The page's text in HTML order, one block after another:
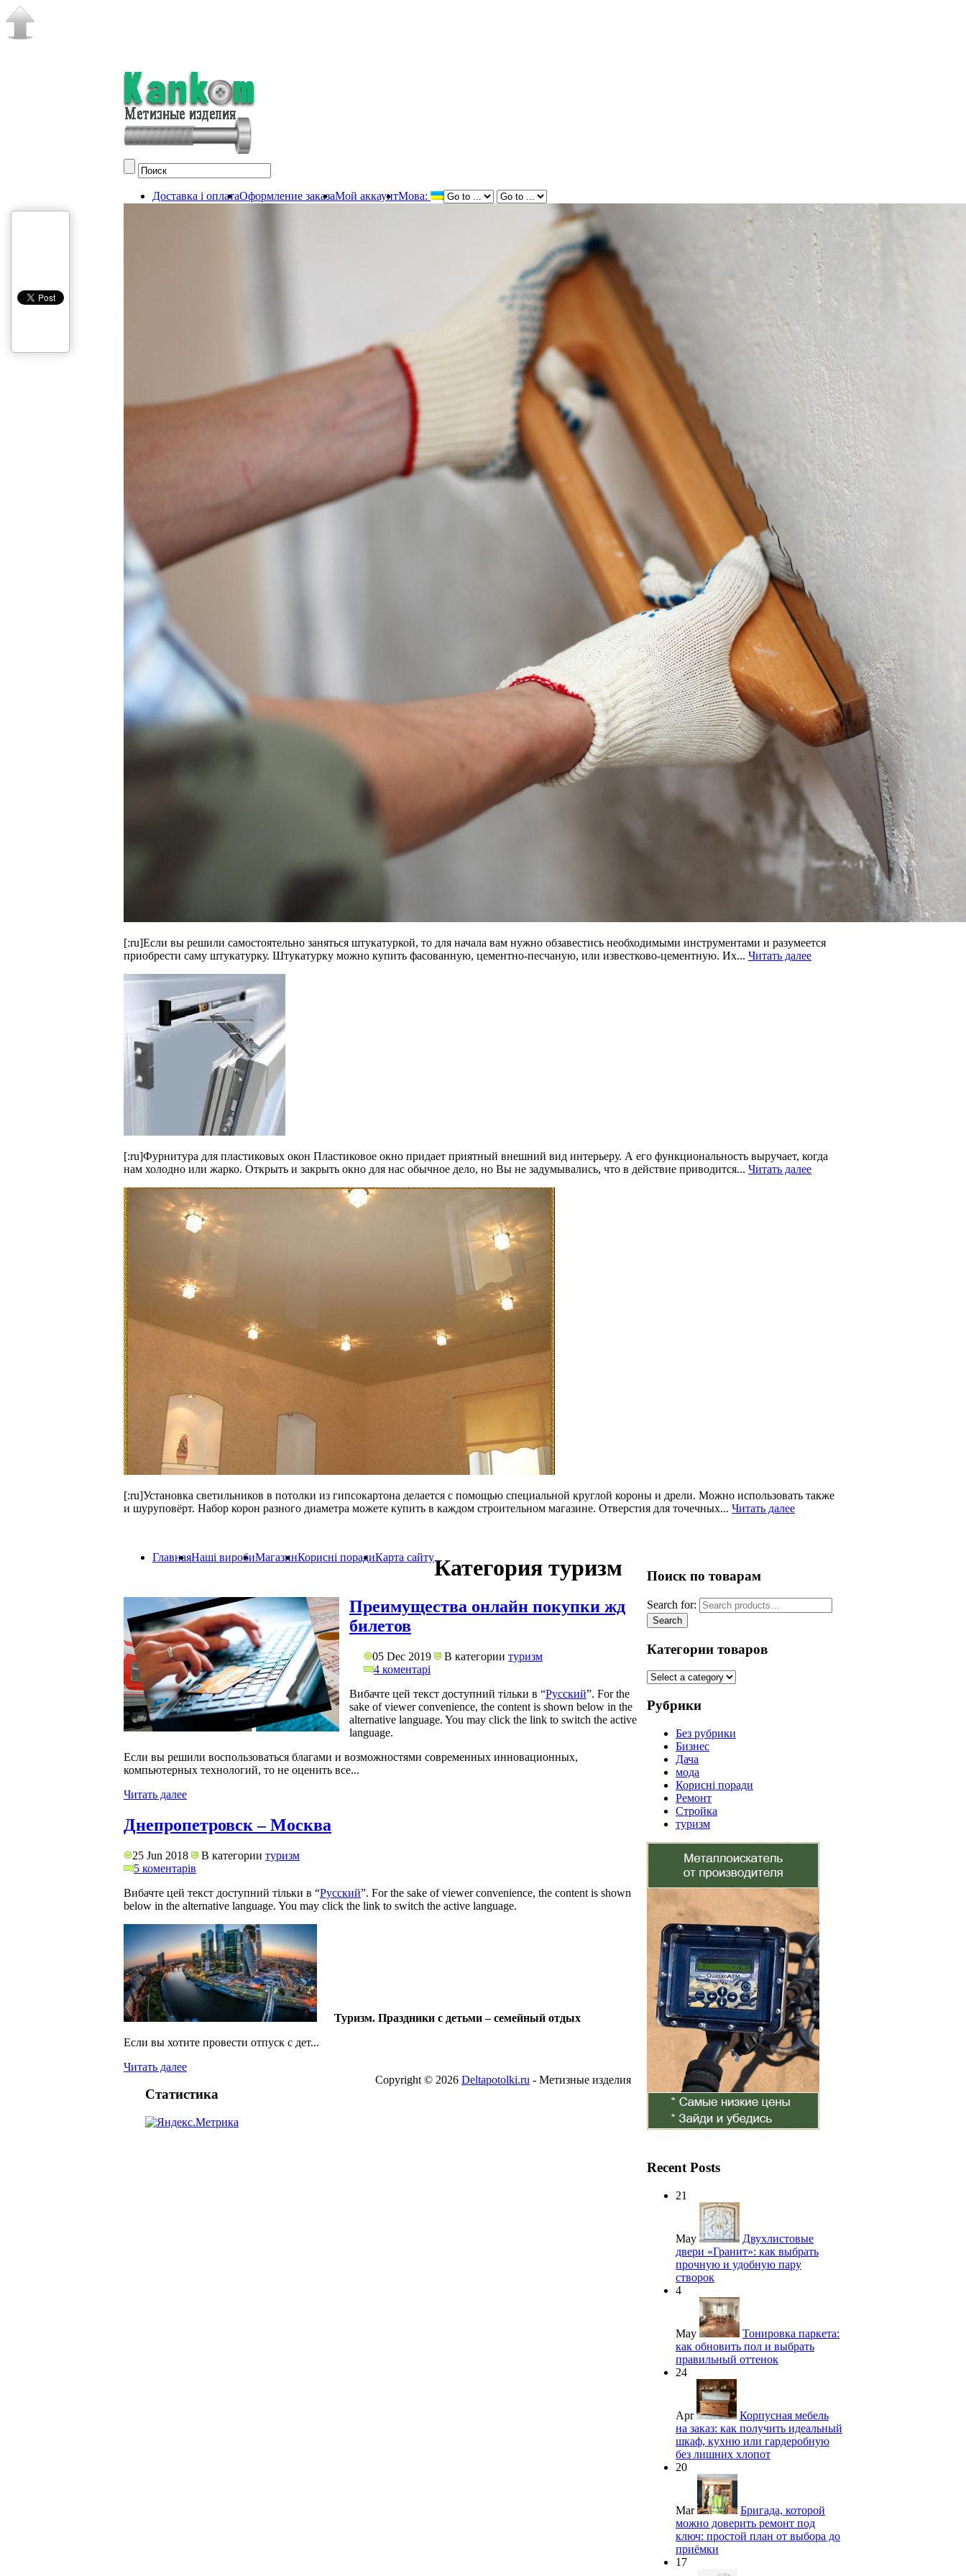
Доставка і оплатаОформление заказаМой аккаунтМова:
[:ru]Если вы решили самостоятельно заняться штукатуркой, то для начала вам нужно обзавестись необходимыми инструментами и разумеется
приобрести саму штукатурку. Штукатурку можно купить фасованную, цементно-песчаную, или известково-цементную. Их... Читать далее
[:ru]Фурнитура для пластиковых окон Пластиковое окно придает приятный внешний вид интерьеру. А его функциональность выручает, когда
нам холодно или жарко. Открыть и закрыть окно для нас обычное дело, но Вы не задумывались, что в действие приводится... Читать далее
[:ru]Установка светильников в потолки из гипсокартона делается с помощью специальной круглой короны и дрели. Можно использовать также
и шуруповёрт. Набор корон разного диаметра можете купить в каждом строительном магазине. Отверстия для точечных... Читать далее
ГлавнаяНаші виробиМагазинКорисні порадиКарта сайту
Поиск по товарам
Search for:
Search
Категории товаров
Рубрики
Без рубрики
Бизнес
Дача
мода
Корисні поради
Ремонт
Стройка
туризм
Recent Posts
21
May
Двухлистовые
двери «Гранит»: как выбрать
прочную и удобную пару
створок
4
May
Тонировка паркета:
как обновить пол и выбрать
правильный оттенок
24
Apr
Корпусная мебель
на заказ: как получить идеальный
шкаф, кухню или гардеробную
без лишних хлопот
20
Mar
Бригада, которой
можно доверить ремонт под
ключ: простой план от выбора до
приёмки
17
Категория туризм
Преимущества онлайн покупки жд
билетов
05 Dec 2019 В категории туризм
4 коментарі
Вибачте цей текст доступний тільки в “Русский”. For the
sake of viewer convenience, the content is shown below in the
alternative language. You may click the link to switch the active
language.
Если вы решили воспользоваться благами и возможностями современных инновационных,
компьютерных технологий, то не оценить все...
Читать далее
Днепропетровск – Москва
25 Jun 2018 В категории туризм
5 коментарів
Вибачте цей текст доступний тільки в “Русский”. For the sake of viewer convenience, the content is shown
below in the alternative language. You may click the link to switch the active language.
Туризм. Праздники с детьми – семейный отдых
Если вы хотите провести отпуск с дет...
Читать далее
Статистика
Copyright © 2026Deltapotolki.ru - Метизные изделия